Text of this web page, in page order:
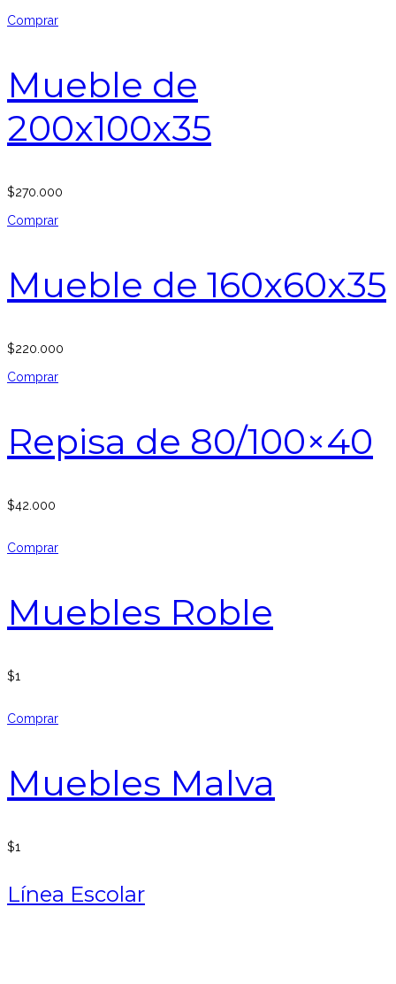
Comprar
Mueble de
200x100x35
$270.000
Comprar
Mueble de 160x60x35
$220.000
Comprar
Repisa de 80/100×40
$42.000
Comprar
Muebles Roble
$1
Comprar
Muebles Malva
$1
Línea Escolar